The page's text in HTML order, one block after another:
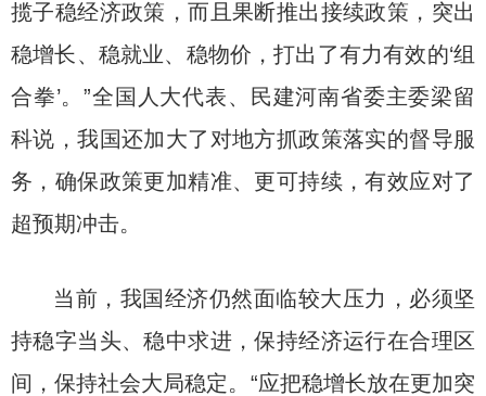
揽子稳经济政策，而且果断推出接续政策，突出
稳增长、稳就业、稳物价，打出了有力有效的‘组
合拳’。”全国人大代表、民建河南省委主委梁留
科说，我国还加大了对地方抓政策落实的督导服
务，确保政策更加精准、更可持续，有效应对了
超预期冲击。
当前，我国经济仍然面临较大压力，必须坚
持稳字当头、稳中求进，保持经济运行在合理区
间，保持社会大局稳定。“应把稳增长放在更加突